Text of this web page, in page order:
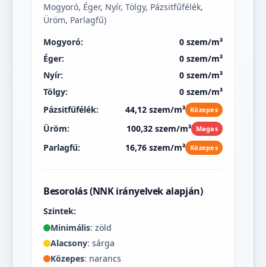
Mogyoró, Éger, Nyír, Tölgy, Pázsitfűfélék,
Üröm, Parlagfű)
Mogyoró:
0 szem/m³
Éger:
0 szem/m³
Nyír:
0 szem/m³
Tölgy:
0 szem/m³
Pázsitfűfélék:
44,12 szem/m³ Közepes
Üröm: 100,32 szem/m³ Magas
Parlagfű: 16,76 szem/m³ Közepes
Besorolás (NNK irányelvek alapján)
Szintek:
Minimális: zöld
Alacsony: sárga
Közepes: narancs